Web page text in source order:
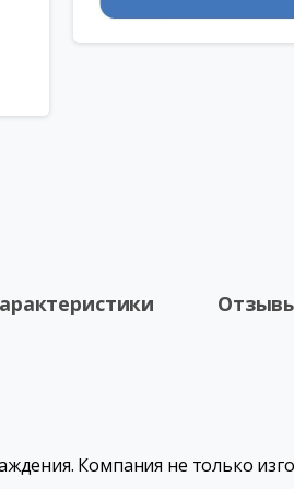
Компания не только